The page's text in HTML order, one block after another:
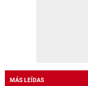
MÁS LEÍDAS